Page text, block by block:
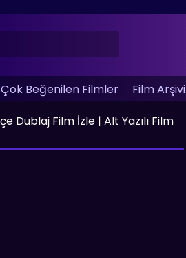
Çok Beğenilen Filmler Film Arşivi
Dublaj Film İzle | Alt Yazılı Film